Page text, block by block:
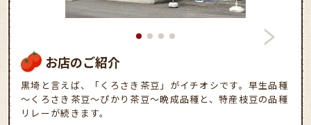
お店のご紹介
黒埼と言えば、「くろさき茶豆」がイチオシです。早生品種
～くろさき茶豆～ぴかり茶豆～晩成品種と、特産枝豆の品種
リレーが続きます。